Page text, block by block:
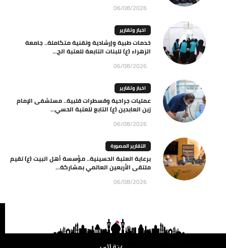
06/08/2026
اخبار وتقارير
خدمات طبية وإرشادية وتقنية متكاملة.. جامعة
الزهراء (ع) للبنات التابعة للعتبة الح...
06/08/2026
اخبار وتقارير
عمليات جراحية وقسطرات قلبية.. مستشفى الإمام
زين العابدين (ع) التابع للعتبة الحسي...
06/08/2026
التقارير المصورة
برعاية العتبة الحسينية.. مؤسسة أهل البيت (ع) تقيم
ملتقى الأربعين العالمي بمشاركة...
06/08/2026